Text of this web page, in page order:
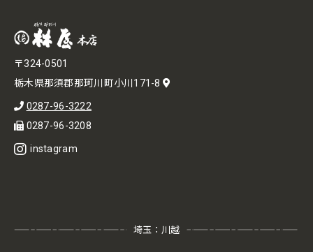
〒324-0501
栃木県那須郡那珂川町小川171-8
0287-96-3222
0287-96-3208
instagram
埼玉：川越